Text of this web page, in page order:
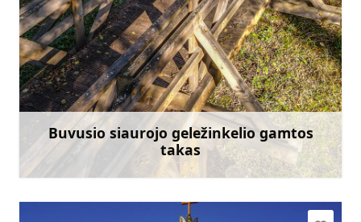
Buvusio siaurojo geležinkelio gamtos
takas
slitere@daba.gov.lv
+371 67800389
Eik su
Sužinoti daugiau